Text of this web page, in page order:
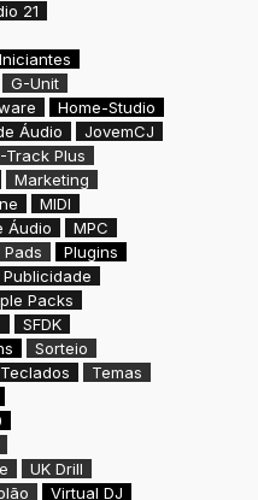
21
G-Unit
Home-Studio
Áudio
JovemCJ
Track Plus
Marketing
MIDI
Áudio
MPC
Pads
Plugins
Publicidade
Packs
SFDK
Sorteio
Teclados
Temas
UK Drill
Virtual DJ